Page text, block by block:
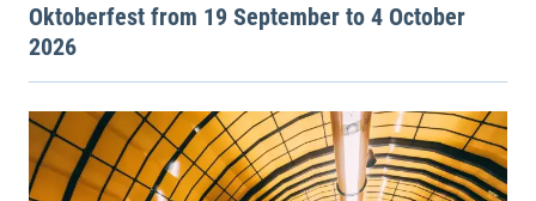
Oktoberfest from 19 September to 4 October
2026